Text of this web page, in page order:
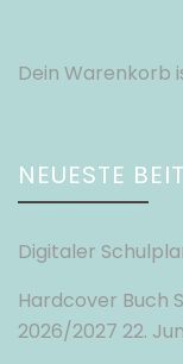
Dein Warenkorb
NEUESTE
Digitaler
Hardcover Buch
2026/2027 22.